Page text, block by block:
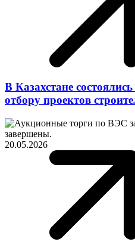
В Казахстане
отбору проектов
20.05.2026